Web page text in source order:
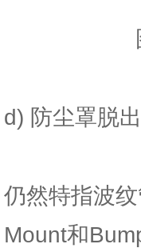
d) 防尘罩脱
仍然特指波
Mount和